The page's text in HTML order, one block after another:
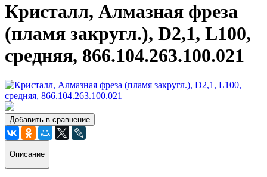
Кристалл, Алмазная фреза
(пламя закругл.), D2,1, L100,
средняя, 866.104.263.100.021
Добавить в сравнение
Описание